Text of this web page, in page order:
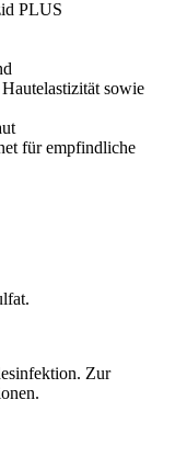
PLUS
sowie
für empfindliche
Zur